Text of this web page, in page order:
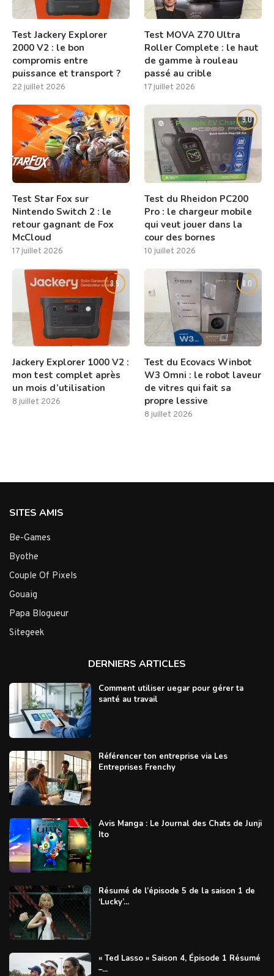
Test Jackery Explorer
2000 V2 : le bon
compromis entre
puissance et transport ?
22 juillet 2026
Test MOVA Z70 Ultra
Roller Complete : le haut
de gamme à rouleau
passé au crible
17 juillet 2026
8.0
Test Star Fox sur
Nintendo Switch 2 : le
retour gagnant de Fox
McCloud
17 juillet 2026
9.0
Test du Rheidon PC200
Pro : le chargeur mobile
qui veut jouer dans la
cour des bornes
10 juillet 2026
8.5
Jackery Explorer 1000 V2 :
mon test complet après
un mois d’utilisation
8 juillet 2026
8.0
Test du Ecovacs Winbot
W3 Omni : le robot laveur
de vitres qui fait sa
propre lessive
8 juillet 2026
SITES AMIS
Be-Games
Byothe
Couple Of Pixels
Gouaig
Papa Blogueur
Sitegeek
DERNIERS ARTICLES
Comment utiliser uegar pour gérer ta
santé au travail
Référencer ton entreprise via Les
Entreprises Frenchy
Avis Manga : Le Journal des Chats de Junji
Ito
Résumé de l’épisode 5 de la saison 1 de
‘Lucky’...
« Ted Lasso » Saison 4, Épisode 1 Résumé
–...